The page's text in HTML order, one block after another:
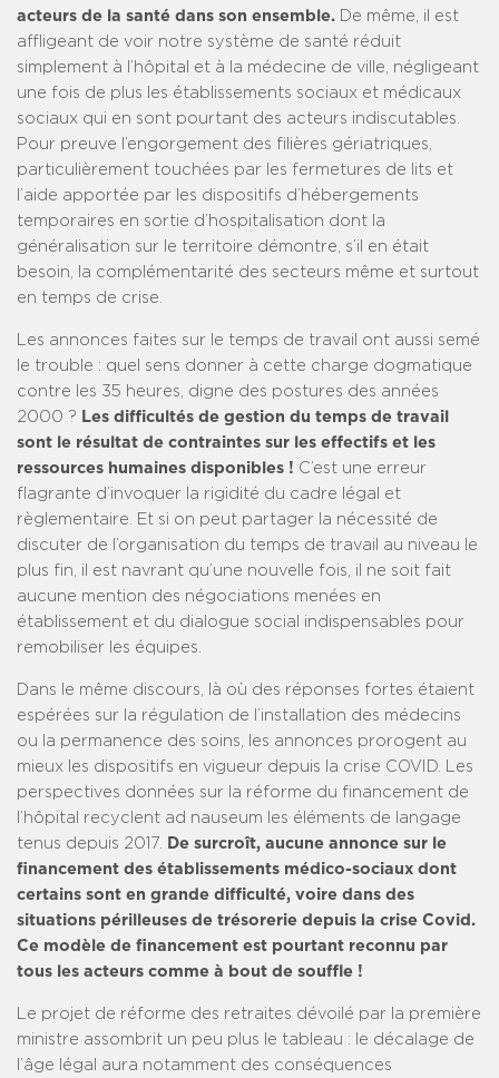
acteurs de la santé dans son ensemble. De même, il est
affligeant de voir notre système de santé réduit
simplement à l’hôpital et à la médecine de ville, négligeant
une fois de plus les établissements sociaux et médicaux
sociaux qui en sont pourtant des acteurs indiscutables.
Pour preuve l’engorgement des filières gériatriques,
particulièrement touchées par les fermetures de lits et
l’aide apportée par les dispositifs d’hébergements
temporaires en sortie d’hospitalisation dont la
généralisation sur le territoire démontre, s’il en était
besoin, la complémentarité des secteurs même et surtout
en temps de crise.
Les annonces faites sur le temps de travail ont aussi semé
le trouble : quel sens donner à cette charge dogmatique
contre les 35 heures, digne des postures des années
2000 ? Les difficultés de gestion du temps de travail
sont le résultat de contraintes sur les effectifs et les
ressources humaines disponibles ! C’est une erreur
flagrante d’invoquer la rigidité du cadre légal et
règlementaire. Et si on peut partager la nécessité de
discuter de l’organisation du temps de travail au niveau le
plus fin, il est navrant qu’une nouvelle fois, il ne soit fait
aucune mention des négociations menées en
établissement et du dialogue social indispensables pour
remobiliser les équipes.
Dans le même discours, là où des réponses fortes étaient
espérées sur la régulation de l’installation des médecins
ou la permanence des soins, les annonces prorogent au
mieux les dispositifs en vigueur depuis la crise COVID. Les
perspectives données sur la réforme du financement de
l’hôpital recyclent ad nauseum les éléments de langage
tenus depuis 2017.
De surcroît, aucune annonce sur le
financement des établissements médico-sociaux dont
certains sont en grande difficulté, voire dans des
situations périlleuses de trésorerie depuis la crise Covid.
Ce modèle de financement est pourtant reconnu par
tous les acteurs comme à bout de souffle !
Le projet de réforme des retraites dévoilé par la première
ministre assombrit un peu plus le tableau : le décalage de
l’âge légal aura notamment des conséquences